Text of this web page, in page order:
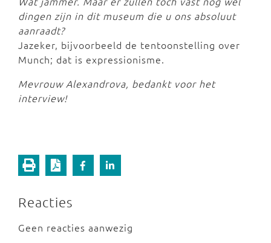
dingen zijn in dit museum die u ons absoluut
aanraadt?
Jazeker, bijvoorbeeld de tentoonstelling over
Munch; dat is expressionisme.
Mevrouw Alexandrova, bedankt voor het
interview!
Reacties
Geen reacties aanwezig